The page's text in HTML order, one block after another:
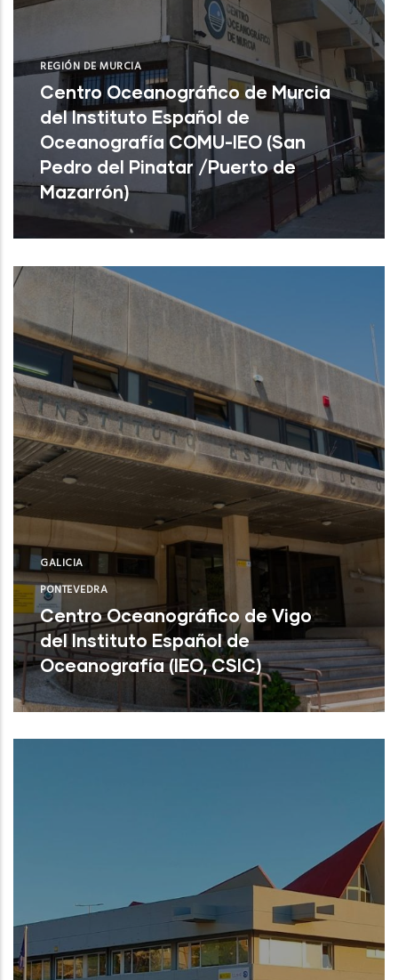
REGIÓN DE MURCIA
Centro Oceanográfico de Murcia
del Instituto Español de
Oceanografía COMU-IEO (San
Pedro del Pinatar /Puerto de
Mazarrón)
Centro Oceanográfico de Murcia del
Instituto Español de Oceanografía COMU-
IEO (San Pedro del Pinatar /Puerto de
Mazar
GALICIA
PONTEVEDRA
Centro Oceanográfico de Vigo
del Instituto Español de
Oceanografía (IEO, CSIC)
Centro Oceanográfico de Vigo del
Instituto Español de Oceanografía (IEO,